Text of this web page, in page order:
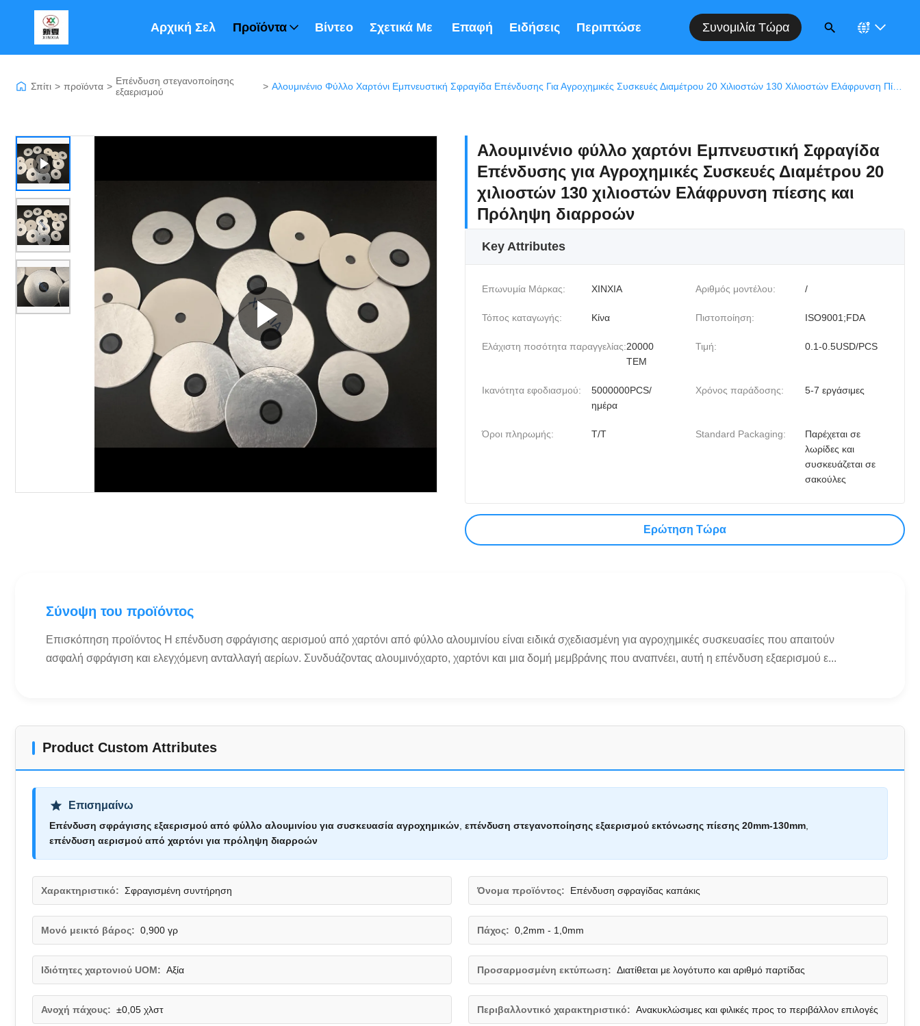
Αρχική ΣελίδαΠροϊόντα Βίντεο Σχετικά Με ΕμάςΕπαφή Ειδήσεις Περιπτώσεις Συνομιλία Τώρα
Σπίτι > προϊόντα > Επένδυση στεγανοποίησης
εξαερισμού
> Αλουμινένιο Φύλλο Χαρτόνι Εμπνευστική Σφραγίδα Επένδυσης Για Αγροχημικές Συσκευές Διαμέτρου 20 Χιλιοστών 130 Χιλιοστών Ελάφρυνση Πίεσης Και Πρόληψη Διαρροών
Αλουμινένιο φύλλο χαρτόνι Εμπνευστική Σφραγίδα
Επένδυσης για Αγροχημικές Συσκευές Διαμέτρου 20
χιλιοστών 130 χιλιοστών Ελάφρυνση πίεσης και
Πρόληψη διαρροών
Key Attributes
Επωνυμία Μάρκας: XINXIA Αριθμός μοντέλου: /
Τόπος καταγωγής: Κίνα Πιστοποίηση: ISO9001;FDA
Ελάχιστη ποσότητα παραγγελίας:20000
ΤΕΜ
Τιμή: 0.1-0.5USD/PCS
Ικανότητα εφοδιασμού:
5000000PCS/
ημέρα
Χρόνος παράδοσης: 5-7 εργάσιμες
Όροι πληρωμής: T/T Standard Packaging:
Παρέχεται σε
λωρίδες και
συσκευάζεται σε
σακούλες
Ερώτηση Τώρα
Σύνοψη του προϊόντος
Επισκόπηση προϊόντος Η επένδυση σφράγισης αερισμού από χαρτόνι από φύλλο αλουμινίου είναι ειδικά σχεδιασμένη για αγροχημικές συσκευασίες που απαιτούν
ασφαλή σφράγιση και ελεγχόμενη ανταλλαγή αερίων. Συνδυάζοντας αλουμινόχαρτο, χαρτόνι και μια δομή μεμβράνης που αναπνέει, αυτή η επένδυση εξαερισμού ε...
Product Custom Attributes
Επισημαίνω
Επένδυση σφράγισης εξαερισμού από φύλλο αλουμινίου για συσκευασία αγροχημικών επένδυση στεγανοποίησης εξαερισμού εκτόνωσης πίεσης 20mm-130mm
επένδυση αερισμού από χαρτόνι για πρόληψη διαρροών
Χαρακτηριστικό: Σφραγισμένη συντήρηση Όνομα προϊόντος: Επένδυση σφραγίδας καπάκις
Μονό μεικτό βάρος: 0,900 γρ Πάχος: 0,2mm - 1,0mm
Ιδιότητες χαρτονιού UOM: Αξία Προσαρμοσμένη εκτύπωση: Διατίθεται με λογότυπο και αριθμό παρτίδας
Ανοχή πάχους: ±0,05 χλστ Περιβαλλοντικό χαρακτηριστικό: Ανακυκλώσιμες και φιλικές προς το περιβάλλον επιλογές